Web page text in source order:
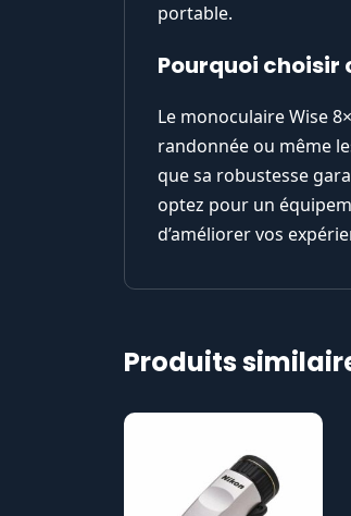
portable.
Pourquoi choisir
Le monoculaire Wise
randonnée ou même
que sa robustesse
optez pour un
d’améliorer vos
Produits